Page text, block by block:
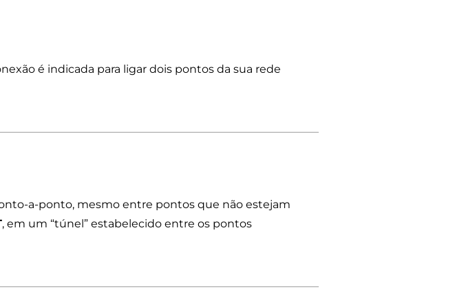
é indicada para ligar dois pontos da sua rede
a-ponto, mesmo entre pontos que não estejam
, em um “túnel” estabelecido entre os pontos